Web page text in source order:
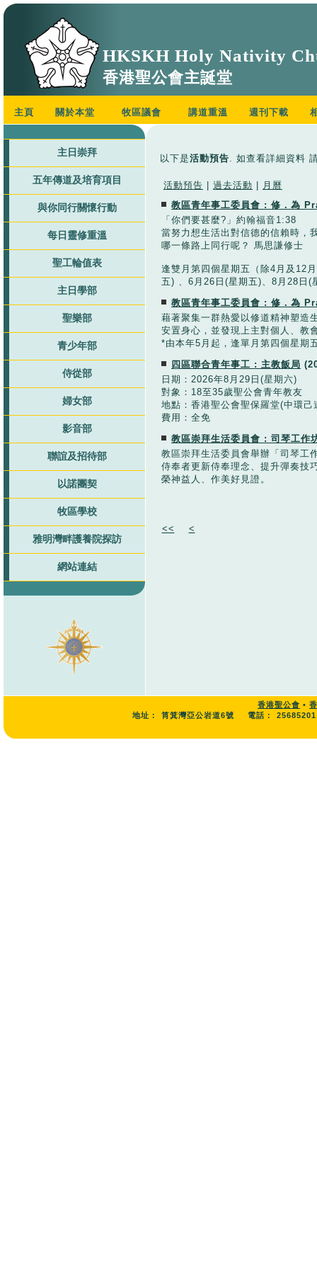
HKSKH Holy Nativity
香港聖公會主誕堂
主頁 關於本堂 牧區議會 講道重溫 週刊下載
主日崇拜
五年傳道及培育項目
與你同行關懷行動
每日靈修重溫
聖工輪值表
主日學部
聖樂部
青少年部
侍從部
婦女部
影音部
聯誼及招待部
以諾團契
牧區學校
雅明灣畔護養院探訪
網站連結
以下是活動預告. 如查看詳細資料
活動預告 過去活動
月曆
教區青年事工委員會 : 修．為
「你們要甚麼?」約翰福音1:38
當努力想生活出對信德的信賴時，
哪一條路上同行呢？ 馬思謙修士
逢雙月第四個星期五（除4月及12
五) 、6月26日(星期五)、8月28日
教區青年事工委員會 : 修．為
藉著聚集一群熱愛以修道精神塑造
安置身心，並發現上主對個人、教
*由本年5月起，逢單月第四個星期
四區聯合青年事工 : 主教飯局
日期：2026年8月29日(星期六)
對象：18至35歲聖公會青年教友
地點：香港聖公會聖保羅堂(中環己
費用：全免
教區崇拜生活委員會 : 司琴工作
教區崇拜生活委員會舉辦「司琴工
侍奉者更新侍奉理念、提升彈奏技
榮神益人、作美好見證。
<< <
香港聖公會 •
地址：
筲箕灣亞公岩道6號 電話： 25685201